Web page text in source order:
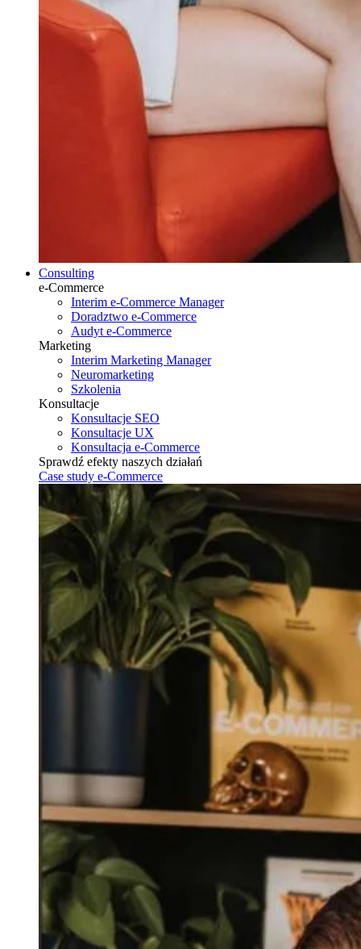
Consulting
e-Commerce
Interim e-Commerce Manager
Doradztwo e-Commerce
Audyt e-Commerce
Marketing
Interim Marketing Manager
Neuromarketing
Szkolenia
Konsultacje
Konsultacje SEO
Konsultacje UX
Konsultacja e-Commerce
Sprawdź efekty naszych działań
Case study e-Commerce